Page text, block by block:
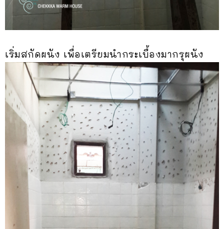
เริ่มสกัดผนัง เพื่อเตรียมนำกระเบื้องมากรุผนัง